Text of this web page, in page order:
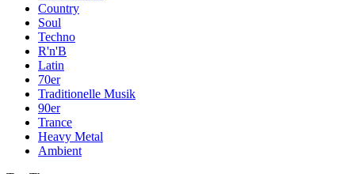
Country
Soul
Techno
R'n'B
Latin
70er
Traditionelle Musik
90er
Trance
Heavy Metal
Ambient